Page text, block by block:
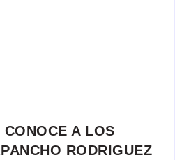
A LOS
RODRIGUEZ